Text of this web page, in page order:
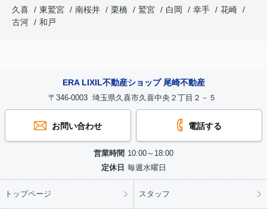
久喜
東鷲宮 南桜井 栗橋 鷲宮 白岡 幸手
花崎
古河
和戸
ERA LIXIL不動産ショップ 尾崎不動産
〒346-0003 埼玉県久喜市久喜中央２丁目２－５
お問い合わせ 電話する
営業時間 10:00～18:00
定休日 毎週水曜日
トップページ スタッフ